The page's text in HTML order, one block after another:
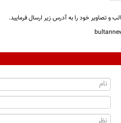
و تصاویر خود را به آدرس زیر ارسال فرمایید.